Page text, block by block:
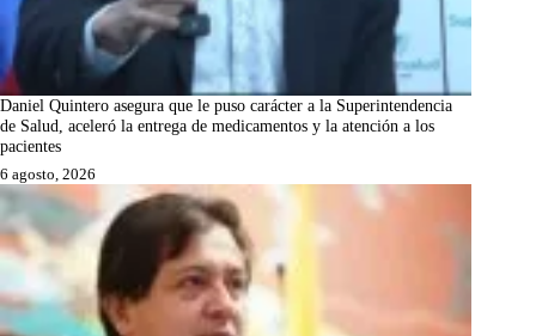
Daniel Quintero asegura que le puso carácter a la Superintendencia
de Salud, aceleró la entrega de medicamentos y la atención a los
pacientes
6 agosto, 2026